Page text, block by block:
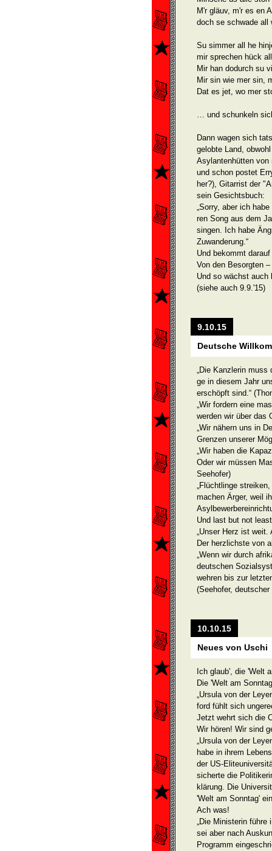
M'r gläuv, m'r es en
doch se schwade all
Su simmer all he
mir sprechen hück
Mir han dodurch su
Mir sin wie mer sin,
Dat es jet, wo mer
… und schunkeln
Dann wagen sich
gelobte Land,
Asylantenhütten von
und schon postet
her?), Gitarrist der
sein Gesichtsbuch:
„Sorry, aber ich
ren Song aus dem
singen. Ich habe
Zuwanderung.“
Und bekommt
Von den Besorgten
Und so wächst auch
(siehe auch 9.9.'15)
9.10.15
Deutsche
„Die Kanzlerin
ge in diesem Jahr
erschöpft sind.“
„Wir fordern eine
werden wir über das
„Wir nähern uns in
Grenzen unserer
„Wir haben die
Oder wir müssen
Seehofer)
„Flüchtlinge
machen Ärger, weil
Und last but not
„Unser Herz ist
Der herzlichste von
„Wenn wir durch
deutschen
wehren bis zur
(Seehofer,
10.10.15
Neues von Uschi
Ich glaub', die 'Welt
Die 'Welt am
„Ursula von der
ford fühlt sich
Jetzt wehrt sich die
Wir hören! Wir sind
„Ursula von der
habe in ihrem
der US-
sicherte die
klärung. Die
'Welt am Sonntag'
Ach was!
„Die Ministerin führe
sei aber nach
Programm